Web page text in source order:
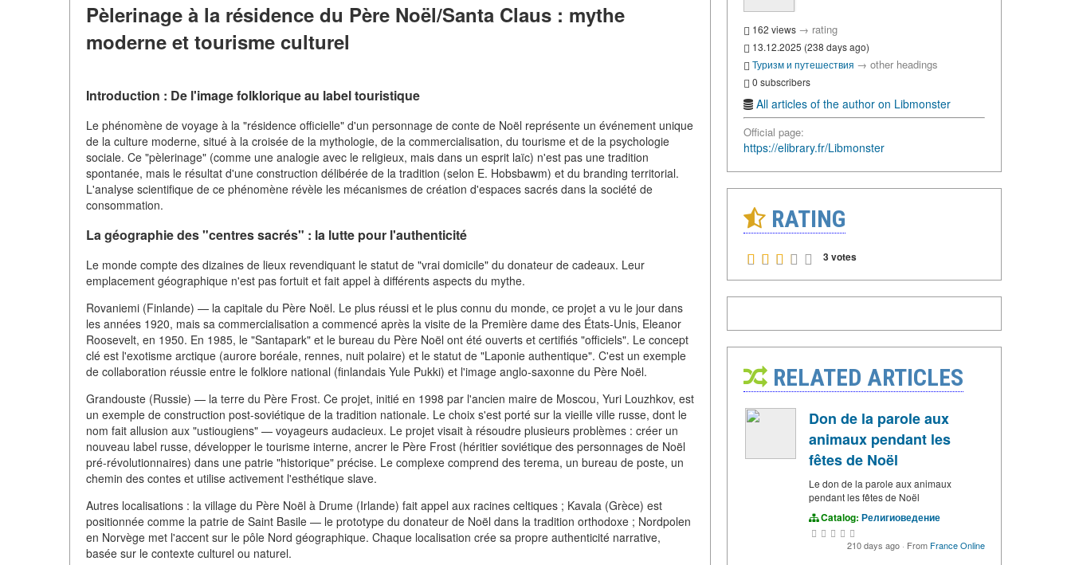
Pèlerinage à la résidence du Père Noël/Santa Claus : mythe
moderne et tourisme culturel
Introduction : De l'image folklorique au label touristique
Le phénomène de voyage à la "résidence officielle" d'un personnage de conte de Noël représente un événement unique
de la culture moderne, situé à la croisée de la mythologie, de la commercialisation, du tourisme et de la psychologie
sociale. Ce "pèlerinage" (comme une analogie avec le religieux, mais dans un esprit laïc) n'est pas une tradition
spontanée, mais le résultat d'une construction délibérée de la tradition (selon E. Hobsbawm) et du branding territorial.
L'analyse scientifique de ce phénomène révèle les mécanismes de création d'espaces sacrés dans la société de
consommation.
La géographie des "centres sacrés" : la lutte pour l'authenticité
Le monde compte des dizaines de lieux revendiquant le statut de "vrai domicile" du donateur de cadeaux. Leur
emplacement géographique n'est pas fortuit et fait appel à différents aspects du mythe.
Rovaniemi (Finlande) — la capitale du Père Noël. Le plus réussi et le plus connu du monde, ce projet a vu le jour dans
les années 1920, mais sa commercialisation a commencé après la visite de la Première dame des États-Unis, Eleanor
Roosevelt, en 1950. En 1985, le "Santapark" et le bureau du Père Noël ont été ouverts et certifiés "officiels". Le concept
clé est l'exotisme arctique (aurore boréale, rennes, nuit polaire) et le statut de "Laponie authentique". C'est un exemple
de collaboration réussie entre le folklore national (finlandais Yule Pukki) et l'image anglo-saxonne du Père Noël.
Grandouste (Russie) — la terre du Père Frost. Ce projet, initié en 1998 par l'ancien maire de Moscou, Yuri Louzhkov, est
un exemple de construction post-soviétique de la tradition nationale. Le choix s'est porté sur la vieille ville russe, dont le
nom fait allusion aux "ustiougiens" — voyageurs audacieux. Le projet visait à résoudre plusieurs problèmes : créer un
nouveau label russe, développer le tourisme interne, ancrer le Père Frost (héritier soviétique des personnages de Noël
pré-révolutionnaires) dans une patrie "historique" précise. Le complexe comprend des terema, un bureau de poste, un
chemin des contes et utilise activement l'esthétique slave.
Autres localisations : la village du Père Noël à Drume (Irlande) fait appel aux racines celtiques ; Kavala (Grèce) est
positionnée comme la patrie de Saint Basile — le prototype du donateur de Noël dans la tradition orthodoxe ; Nordpolen
en Norvège met l'accent sur le pôle Nord géographique. Chaque localisation crée sa propre authenticité narrative,
basée sur le contexte culturel ou naturel.
162 views → rating
13.12.2025 (238 days ago)
Туризм и путешествия → other headings
0 subscribers
All articles of the author on Libmonster
Official page:
https://elibrary.fr/Libmonster
RATING
3 votes
RELATED ARTICLES
Don de la parole aux
animaux pendant les
fêtes de Noël
Le don de la parole aux animaux
pendant les fêtes de Noël
Catalog: Религиоведение
210 days ago · From France Online